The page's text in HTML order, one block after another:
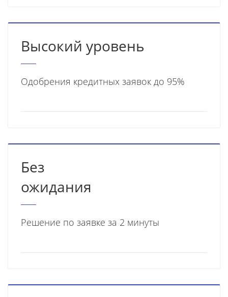
Высокий уровень
Одобрения кредитных заявок до 95%
Без
ожидания
Решение по заявке за 2 минуты